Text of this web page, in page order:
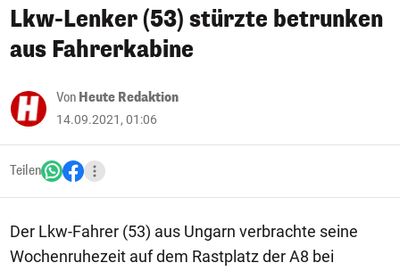
Lkw-Lenker (53) stürzte betrunken
aus Fahrerkabine
Von Heute Redaktion
14.09.2021, 01:06
Teilen
Der Lkw-Fahrer (53) aus Ungarn verbrachte seine
Wochenruhezeit auf dem Rastplatz der A8 bei